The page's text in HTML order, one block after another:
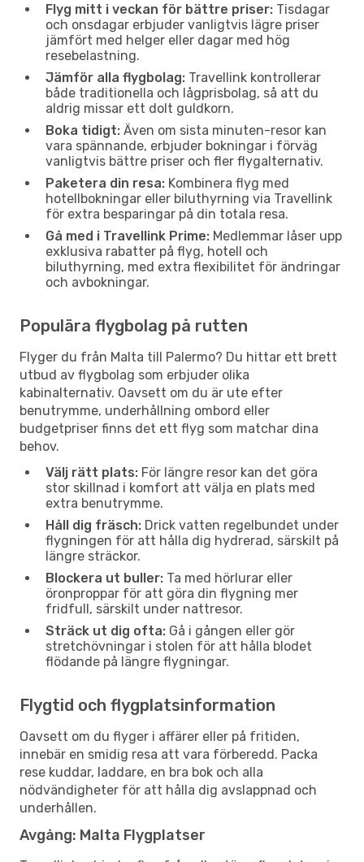
Flyg mitt i veckan för bättre priser: Tisdagar
och onsdagar erbjuder vanligtvis lägre priser
jämfört med helger eller dagar med hög
resebelastning.
Jämför alla flygbolag: Travellink kontrollerar
både traditionella och lågprisbolag, så att du
aldrig missar ett dolt guldkorn.
Boka tidigt: Även om sista minuten-resor kan
vara spännande, erbjuder bokningar i förväg
vanligtvis bättre priser och fler flygalternativ.
Paketera din resa: Kombinera flyg med
hotellbokningar eller biluthyrning via Travellink
för extra besparingar på din totala resa.
Gå med i Travellink Prime: Medlemmar låser upp
exklusiva rabatter på flyg, hotell och
biluthyrning, med extra flexibilitet för ändringar
och avbokningar.
Populära flygbolag på rutten
Flyger du från Malta till Palermo? Du hittar ett brett
utbud av flygbolag som erbjuder olika
kabinalternativ. Oavsett om du är ute efter
benutrymme, underhållning ombord eller
budgetpriser finns det ett flyg som matchar dina
behov.
Välj rätt plats: För längre resor kan det göra
stor skillnad i komfort att välja en plats med
extra benutrymme.
Håll dig fräsch: Drick vatten regelbundet under
flygningen för att hålla dig hydrerad, särskilt på
längre sträckor.
Blockera ut buller: Ta med hörlurar eller
öronproppar för att göra din flygning mer
fridfull, särskilt under nattresor.
Sträck ut dig ofta: Gå i gången eller gör
stretchövningar i stolen för att hålla blodet
flödande på längre flygningar.
Flygtid och flygplatsinformation
Oavsett om du flyger i affärer eller på fritiden,
innebär en smidig resa att vara förberedd. Packa
rese kuddar, laddare, en bra bok och alla
nödvändigheter för att hålla dig avslappnad och
underhållen.
Avgång: Malta Flygplatser